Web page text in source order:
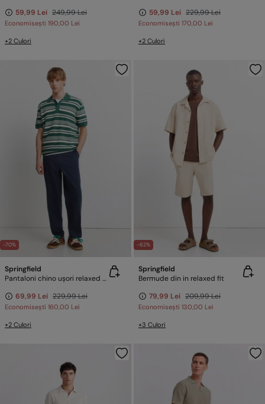
59,99 Lei 249,99 Lei
Economisești 190,00 Lei
+2 Culori
59,99 Lei 229,99 Lei
Economisești 170,00 Lei
+2 Culori
-70%
Springfield
Pantaloni chino ușori relaxed fit
69,99 Lei 229,99 Lei
Economisești 160,00 Lei
+2 Culori
-62%
Springfield
Bermude din in relaxed fit
79,99 Lei 209,99 Lei
Economisești 130,00 Lei
+3 Culori